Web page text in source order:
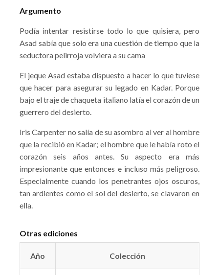
Argumento
Podía intentar resistirse todo lo que quisiera, pero
Asad sabía que solo era una cuestión de tiempo que la
seductora pelirroja volviera a su cama
El jeque Asad estaba dispuesto a hacer lo que tuviese
que hacer para asegurar su legado en Kadar. Porque
bajo el traje de chaqueta italiano latía el corazón de un
guerrero del desierto.
Iris Carpenter no salía de su asombro al ver al hombre
que la recibió en Kadar; el hombre que le había roto el
corazón seis años antes. Su aspecto era más
impresionante que entonces e incluso más peligroso.
Especialmente cuando los penetrantes ojos oscuros,
tan ardientes como el sol del desierto, se clavaron en
ella.
Otras ediciones
Año Colección